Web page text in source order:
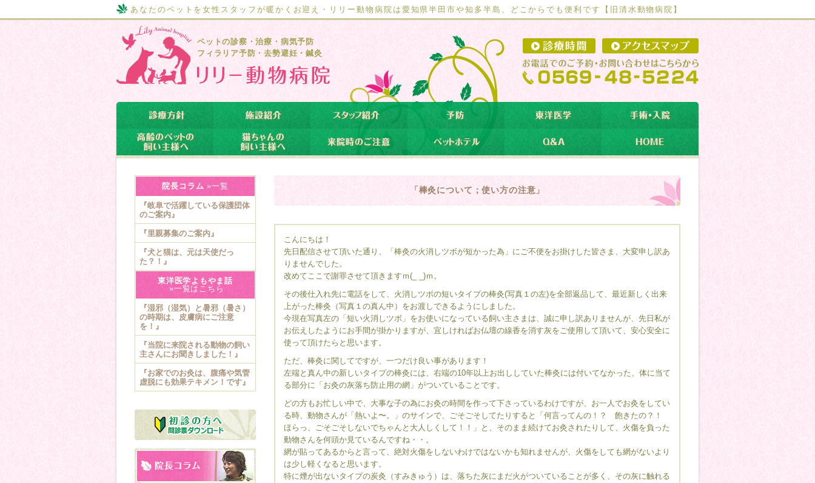
あなたのペットを女性スタッフが暖かくお迎え・リリー動物病院は愛知県半田市や知多半島、どこからでも便利です【 旧清水動物病院】
ペットの診察・治療・病気予防
フィラリア予防・去勢避妊・鍼灸
「棒灸について；使い方の注意」
こんにちは！
先日配信させて頂いた通り、「棒灸の火消しツボが短かった為」にご不便をお掛けした皆さま、大変申し訳あ
りませんでした。
改めてここで謝罪させて頂きますｍ(_ _)ｍ。
その後仕入れ先に電話をして、火消しツボの短いタイプの棒灸(写真１の左)を全部返品して、最近新しく出来
上がった棒灸（写真１の真ん中）をお渡しできるようにしました。
今現在写真左の「短い火消しツボ」をお使いになっている飼い主さまは、誠に申し訳ありませんが、先日私が
お伝えしたようにお手間が掛かりますが、宜しければお仏壇の線香を消す灰をご使用して頂いて、安心安全に
使って頂けたらと思います。
ただ、棒灸に関してですが、一つだけ良い事があります！
左端と真ん中の新しいタイプの棒灸には、右端の10年以上お出ししていた棒灸には付いてなかった、体に当て
る部分に「お灸の灰落ち防止用の網」がついていることです。
どの方もお忙しい中で、大事な子の為にお灸の時間を作って下さっているわけですが、お一人でお灸をしてい
る時、動物さんが「熱いよ〜。」のサインで、ごそごそしてたりすると「何言ってんの！？ 飽きたの？！
ほらっ、ごそごそしないでちゃんと大人しくして！！」と、そのまま続けてお灸されたりして、火傷を負った
動物さんを何頭か見ているんですね・・。
網が貼ってあるからと言って、絶対火傷をしないわけではないかも知れませんが、火傷をしても網がないより
は少し軽くなると思います。
特に煙が出ないタイプの炭灸（すみきゅう）は、落ちた灰にまだ火がついていることが多く、その灰に触れる
院長コラム »一覧
『岐阜で活躍している保護団体
のご案内』
『里親募集のご案内』
『犬と猫は、元は天使だっ
た？！』
東洋医学よもやま話
»一覧はこちら
『湿邪（湿気）と暑邪（暑さ）
の時期は、皮膚病にご注意
を！』
『当院に来院される動物の飼い
主さんにお聞きしました！』
『お家でのお灸は、腹痛や気管
虚脱にも効果テキメン！です』